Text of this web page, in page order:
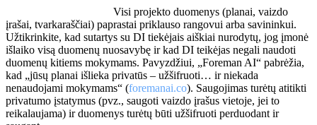
Visi projekto duomenys (planai, vaizdo
įrašai, tvarkaraščiai) paprastai priklauso rangovui arba savininkui.
Užtikrinkite, kad sutartys su DI tiekėjais aiškiai nurodytų, jog įmonė
išlaiko visą duomenų nuosavybę ir kad DI teikėjas negali naudoti
duomenų kitiems mokymams. Pavyzdžiui, „Foreman AI“ pabrėžia,
kad „jūsų planai išlieka privatūs – užšifruoti… ir niekada
nenaudojami mokymams“ (foremanai.co). Saugojimas turėtų atitikti
privatumo įstatymus (pvz., saugoti vaizdo įrašus vietoje, jei to
reikalaujama) ir duomenys turėtų būti užšifruoti perduodant ir